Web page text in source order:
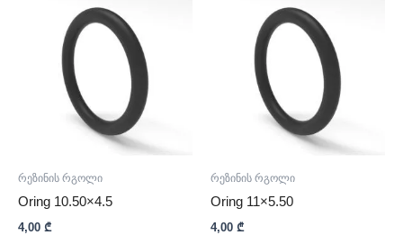
რეზინის რგოლი
Oring 10.50×4.5
4,00 ₾
რეზინის რგოლი
Oring 11×5.50
4,00 ₾